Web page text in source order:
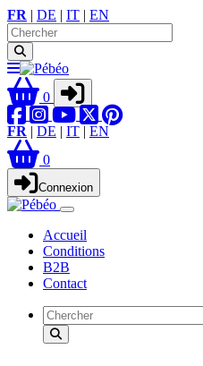
FR | DE | IT | EN
0
FR | DE | IT | EN
0
Connexion
Accueil
Conditions
B2B
Contact